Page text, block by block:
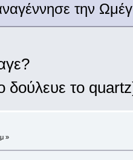
την
δούλευε το
»